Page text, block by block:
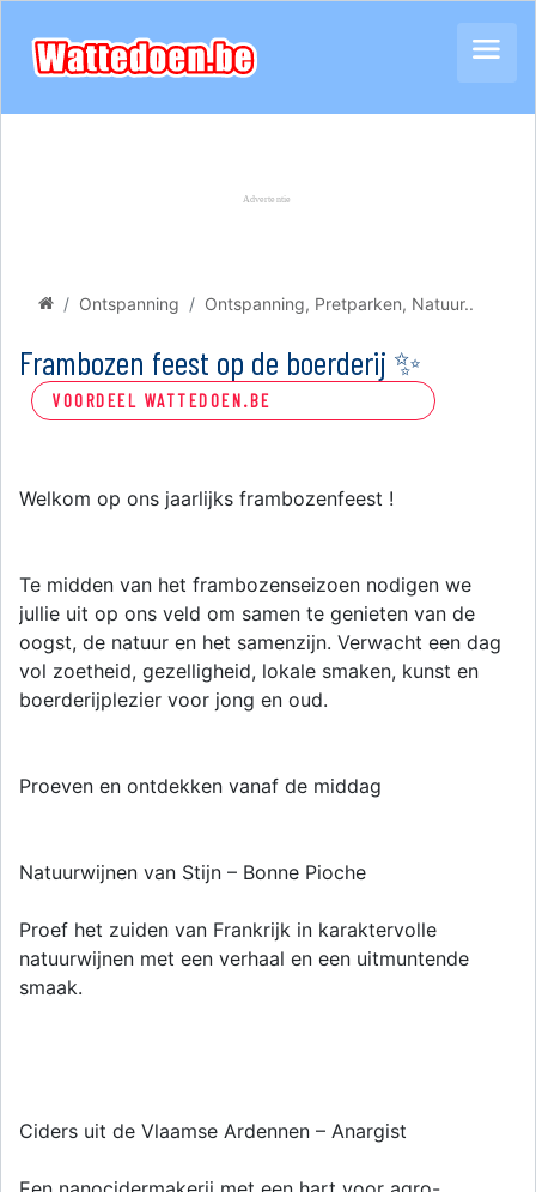
Ontspanning Ontspanning, Pretparken, Natuur..
Frambozen feest op de boerderij ✨
VOORDEEL WATTEDOEN.BE
Welkom op ons jaarlijks frambozenfeest !
Te midden van het frambozenseizoen nodigen we
jullie uit op ons veld om samen te genieten van de
oogst, de natuur en het samenzijn. Verwacht een dag
vol zoetheid, gezelligheid, lokale smaken, kunst en
boerderijplezier voor jong en oud.
Proeven en ontdekken vanaf de middag
Natuurwijnen van Stijn – Bonne Pioche
Proef het zuiden van Frankrijk in karaktervolle
natuurwijnen met een verhaal en een uitmuntende
smaak.
Ciders uit de Vlaamse Ardennen – Anargist